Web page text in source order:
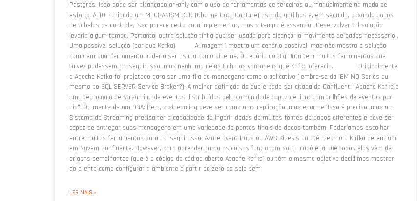
Postgres. Isso pode ser alcançado on-only com o uso de ferramentas de terceiros ou manualmente no modo de
esforço ALTO – criando um MECHANISM CDC (Change Data Capture) usando gatilhos e, em seguida, puxando dados
de tabelas de controle. Isso parece certo para implementar, mas o tempo é essencial. Desenvolver tal solução
levaria algum tempo. Portanto, outra solução tinha que ser usada para alcançar o movimento de dados necessário .
Uma possível solução (por que Kafka) A imagem 1 mostra um cenário possível, mas não mostra a solução
como em qual ferramenta poderia ser usada como pipeline. O cenário do Big Data tem muitas ferramentas que
talvez pudessem conseguir isso, mas nenhuma delas tinha as vantagens que Kafka oferecia. Originalmente,
o Apache Kafka foi projetado para ser uma fila de mensagens como o aplicativo (lembra-se da IBM MQ Series ou
mesmo do SQL SERVER Service Broker?). A melhor definição do que é pode ser citada da Confluent: “Apache Kafka é
uma tecnologia de streaming de eventos distribuídos pela comunidade capaz de lidar com trilhões de eventos por
dia”. Da mente de um DBA: Bem, o streaming deve ser como uma replicação, mas enorme! Isso é preciso, mas um
Sistema de Streaming precisa ter a capacidade de ingerir dados de muitas fontes de dados diferentes e deve ser
capaz de entregar suas mensagens em uma variedade de pontos finais de dados também. Poderíamos escolher
entre muitas ferramentas para conseguir isso, Azure Event Hubs ou AWS Kinesis ou até mesmo o Kafka gerenciado
em Nuvem Confluente. However, para aprender como as coisas funcionam sob o capô e já que todas elas vêm de
origens semelhantes (que é o código de código aberto Apache Kafka) ou têm o mesmo objetivo decidimos mostrar
ao cliente como configurar o ambiente a partir do zero do solo sem
LER MAIS »